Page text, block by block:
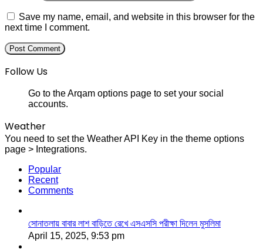
Save my name, email, and website in this browser for the
next time I comment.
Follow Us
Go to the Arqam options page to set your social
accounts.
Weather
You need to set the Weather API Key in the theme options
page > Integrations.
Popular
Recent
Comments
সোনাতলায় বাবার লাশ বাড়িতে রেখে এসএসসি পরীক্ষা দিলেন মুসলিমা
April 15, 2025, 9:53 pm